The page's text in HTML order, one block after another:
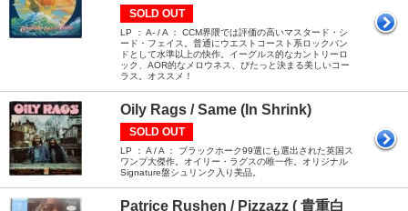
SOLD OUT
LP ： A- / A ： CCM界隈では評価の高いマスタード・シ
ード・フェイス。普通にウエストコースト系ロックバン
ドとして水準以上の快作。イーグルス的なカントリーロ
ック、AOR的なメロウネス、ぴたっと決まる美しいコー
ラス。オススメ！
Oily Rags / Same (In Shrink)
SOLD OUT
LP ： A / A ： ブラックホーク99選にも選出された英国ス
ワンプ大傑作。オイリー・ラグスの唯一作。オリジナル
Signature盤シュリンク入り美品。
Patrice Rushen / Pizzazz ( 貴重白